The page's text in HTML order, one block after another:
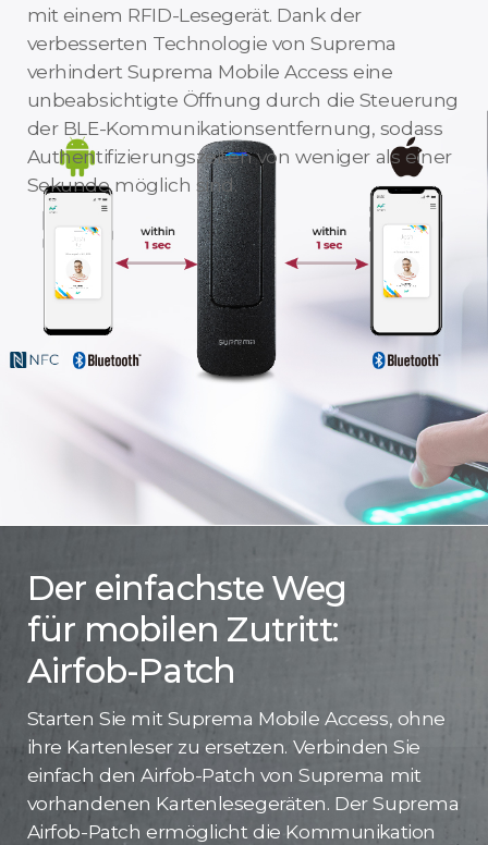
mit einem RFID-Lesegerät. Dank der
verbesserten Technologie von Suprema
verhindert Suprema Mobile Access eine
unbeabsichtigte Öffnung durch die Steuerung
der BLE-Kommunikationsentfernung, sodass
Authentifizierungszeiten von weniger als einer
Sekunde möglich sind.
Der einfachste Weg
für mobilen Zutritt:
Airfob-Patch
Starten Sie mit Suprema Mobile Access, ohne
ihre Kartenleser zu ersetzen. Verbinden Sie
einfach den Airfob-Patch von Suprema mit
vorhandenen Kartenlesegeräten. Der Suprema
Airfob-Patch ermöglicht die Kommunikation